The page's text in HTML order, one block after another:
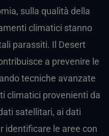
sulla qualità della
climatici stanno
parassiti. Il Desert
a prevenire le
tecniche avanzate
climatici provenienti da
satellitari, ai dati
identificare le aree con